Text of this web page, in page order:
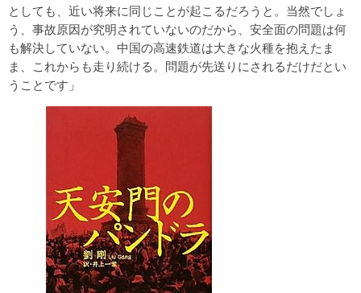
としても、近い将来に同じことが起こるだろうと。当然でしょ
う、事故原因が究明されていないのだから、安全面の問題は何
も解決していない。中国の高速鉄道は大きな火種を抱えたま
ま、これからも走り続ける。問題が先送りにされるだけだとい
うことです」